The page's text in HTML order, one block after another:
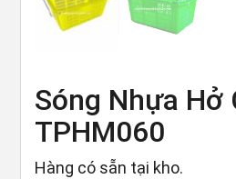
Sóng Nhựa Hở
TPHM060
Hàng có sẵn tại kho.